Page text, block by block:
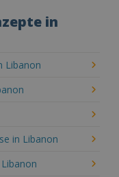
in
Libanon
in Libanon